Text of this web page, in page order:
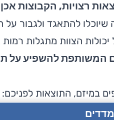
רצויות, הקבוצות
להתאגד ולגבור
הצוות מתגלות רמות
המשותפת להשפיע על
במיזם, התוצאות לפניכם: